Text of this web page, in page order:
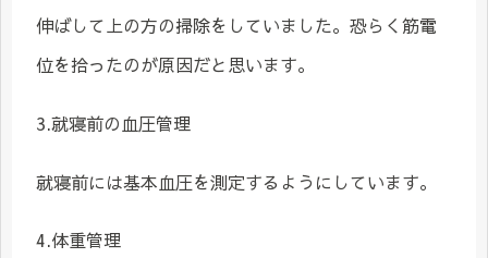
伸ばして上の方の掃除をしていました。恐らく筋電
位を拾ったのが原因だと思います。
3.就寝前の血圧管理
就寝前には基本血圧を測定するようにしています。
4.体重管理